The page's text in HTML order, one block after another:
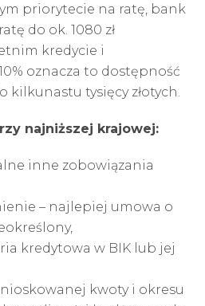
priorytecie na ratę, bank
do ok. 1080 zł
kredycie i
oznacza to dostępność
kilkunastu tysięcy złotych.
najniższej krajowej:
inne zobowiązania
– najlepiej umowa o
kredytowa w BIK lub jej
kwoty i okresu